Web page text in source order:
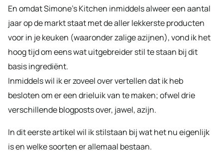
En omdat Simone’s Kitchen inmiddels alweer een aantal
jaar op de markt staat met de aller lekkerste producten
voor in je keuken (waaronder zalige azijnen), vond ik het
hoog tijd om eens wat uitgebreider stil te staan bij dit
basis ingrediënt.
Inmiddels wil ik er zoveel over vertellen dat ik heb
besloten om er een drieluik van te maken; ofwel drie
verschillende blogposts over, jawel, azijn.
In dit eerste artikel wil ik stilstaan bij wat het nu eigenlijk
is en welke soorten er allemaal bestaan.